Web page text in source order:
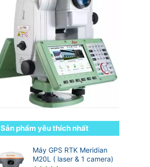
Sản phẩm yêu thích nhất
Máy GPS RTK Meridian
M20L ( laser & 1 camera)